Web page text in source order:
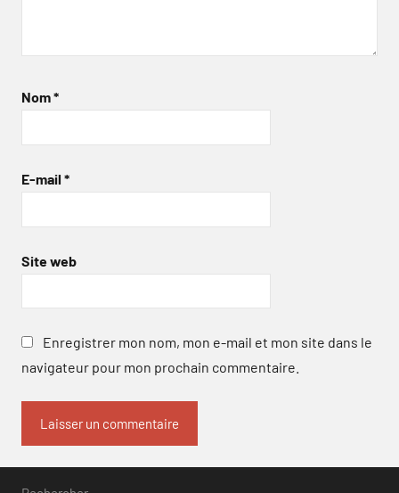
Nom*
E-mail *
Site web
Enregistrer mon nom, mon e-mail et mon site dans le
navigateur pour mon prochain commentaire.